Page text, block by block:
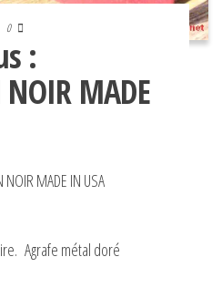
0
:
NOIR MADE
MADE IN USA
Agrafe métal doré